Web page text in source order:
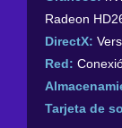
Radeon
DirectX:
Red:
Tarjeta de